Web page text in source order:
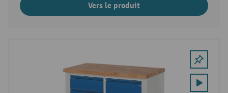
Vers le produit